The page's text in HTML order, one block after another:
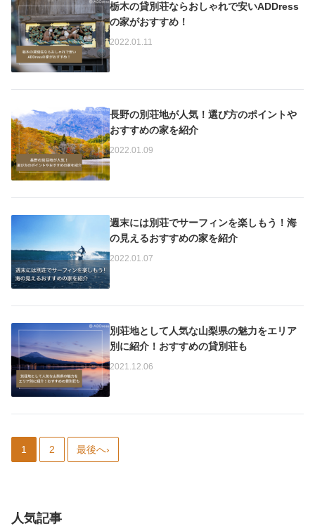
栃木の貸別荘ならおしゃれで安いADDress
の家がおすすめ！
2022.01.11
長野の別荘地が人気！選び方のポイントや
おすすめの家を紹介
2022.01.09
週末には別荘でサーフィンを楽しもう！海
の見えるおすすめの家を紹介
2022.01.07
別荘地として人気な山梨県の魅力をエリア
別に紹介！おすすめの貸別荘も
2021.12.06
1 2 最後へ›
人気記事